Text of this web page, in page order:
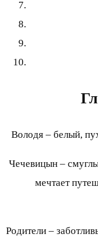
Володя – белый,
Чечевицын –
мечтает
Родители –